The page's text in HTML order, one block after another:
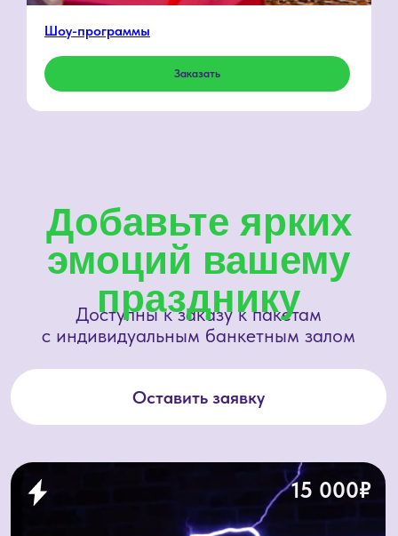
Шоу-программы
Заказать
10 000₽
Настольная игра
«Мафия» или «Бункер» идеальное
продолжение праздника. Команда
сможет отдохнуть и ещё больше
Химическое шоу
Загадки окружающего нас мира — то, что
волнует умы ученых со всего Света.
И мы готовы раскрыть некоторые из них.